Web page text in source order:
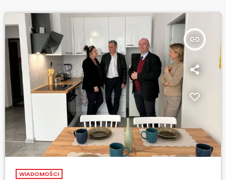
Trening Umiejętności Społecznych, warsztaty psychoedukacyjne
oraz zajęcia korekcyjno-kompensacyjne. Dorośli należący do
społeczności zespołów […]
insert_link
WIADOMOŚCI